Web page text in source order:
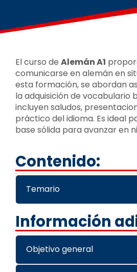
El curso de Alemán A1
comunicarse en alemán en
esta formación, se abordan
la adquisición de vocabulario
incluyen saludos,
práctico del idioma. Es ideal
base sólida para avanzar en
Contenido:
Temario
Información
Objetivo general